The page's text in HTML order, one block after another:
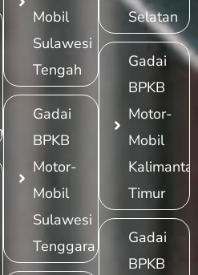
Mobil
Sulawesi
Tengah
Gadai
BPKB
Motor-
Mobil
Sulawesi
Tenggara
Selatan
Gadai
BPKB
Motor-
Mobil
Timur
Gadai
BPKB